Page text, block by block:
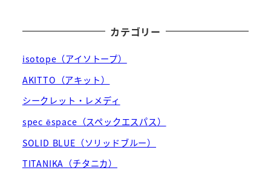
カテゴリー
isotope（アイソトープ）
AKITTO（アキット）
シークレット・レメディ
spec ēspace（スペックエスパス）
SOLID BLUE（ソリッドブルー）
TITANIKA（チタニカ）